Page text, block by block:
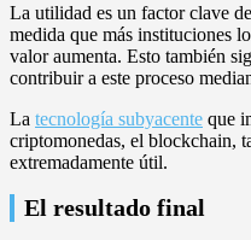
La utilidad es un factor clave
medida que más instituciones
valor aumenta. Esto también
contribuir a este proceso
La tecnología subyacente que
criptomonedas, el blockchain,
extremadamente útil.
El resultado final